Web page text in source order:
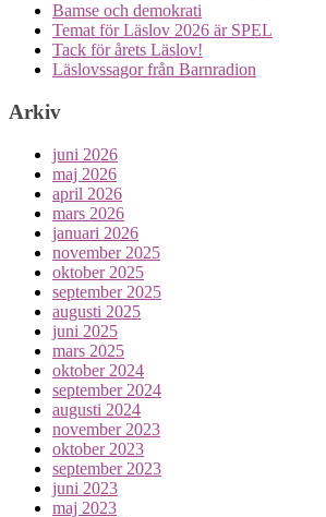
Bamse och demokrati
Temat för Läslov 2026 är SPEL
Tack för årets Läslov!
Läslovssagor från Barnradion
Arkiv
juni 2026
maj 2026
april 2026
mars 2026
januari 2026
november 2025
oktober 2025
september 2025
augusti 2025
juni 2025
mars 2025
oktober 2024
september 2024
augusti 2024
november 2023
oktober 2023
september 2023
juni 2023
maj 2023